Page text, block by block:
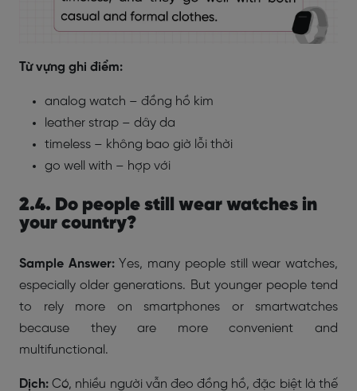
Từ vựng ghi điểm:
analog watch – đồng hồ kim
leather strap – dây da
timeless – không bao giờ lỗi thời
go well with – hợp với
2.4. Do people still wear watches in
your country?
Sample Answer:Yes, many people still wear watches,
especially older generations. But younger people tend
to rely more on smartphones or smartwatches
because they are more convenient and
multifunctional.
Dịch: Có, nhiều người vẫn đeo đồng hồ, đặc biệt là thế